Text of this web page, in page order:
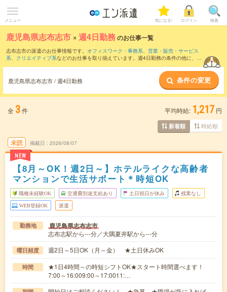
メニュー 気になる! ログイン 検索
鹿児島県志布志市 ×週4日勤務のお仕事一覧
志布志市の派遣のお仕事情報です。 オフィスワーク・事務系、 営業・販売・サービス
系、 クリエイティブ系などのお仕事を取り揃えています。週4日勤務の条件の他に、 交
鹿児島県志布志市 / 週4日勤務 条件の変更
全 3件 平均時給: 1,217 円
新着順 時給順
未読
NEW
掲載日 2026/08/07
【8月～OK！週2日～】ホテルライクな高齢者
マンションで生活サポート＊時短OK
職種未経験OK 交通費別途支給あり 土日祝日が休み 残業なし
WEB登録OK 派遣
勤務地 鹿児島県志布志市
志布志駅から---分／大隅夏井駅から---分
曜日頻度 週2日～5日OK（月～金） ★土日休みOK
時間
★1日4時間～の時短シフトOK★スタート時間選べます！
7:00～16:009:00～17:0011:…